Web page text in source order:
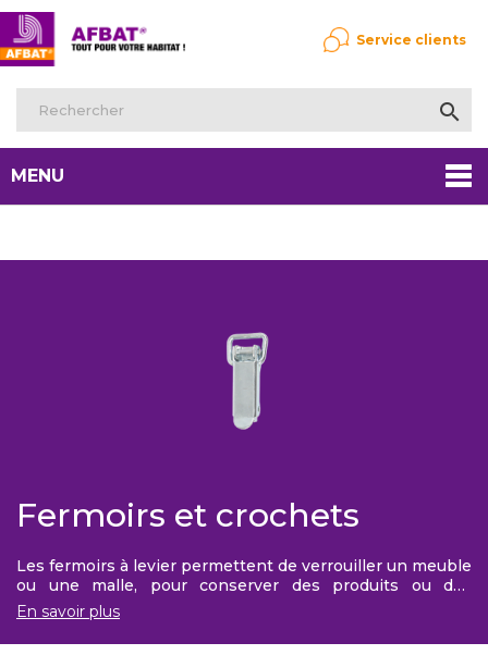

Service clients
MENU
Fermoirs et crochets
Les fermoirs à levier permettent de verrouiller un meuble
ou une malle, pour conserver des produits ou des
documents hors de la portée des enfants, par exemple.
Suivant le niveau de sécurité que vous choisirez, Afbat
vous suggère plusieurs modèles de fermoirs simples ou
En savoir plus